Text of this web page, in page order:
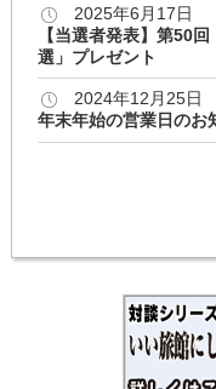
2025年6月17日
【当選者発表】第50
選」プレゼント
2024年12月25日
年末年始の営業日のお